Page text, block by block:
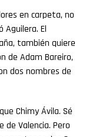
en carpeta, no
Aguilera. El
también quiere
de Adam Bareiro,
dos nombres de
Chimy Ávila. Sé
Valencia. Pero